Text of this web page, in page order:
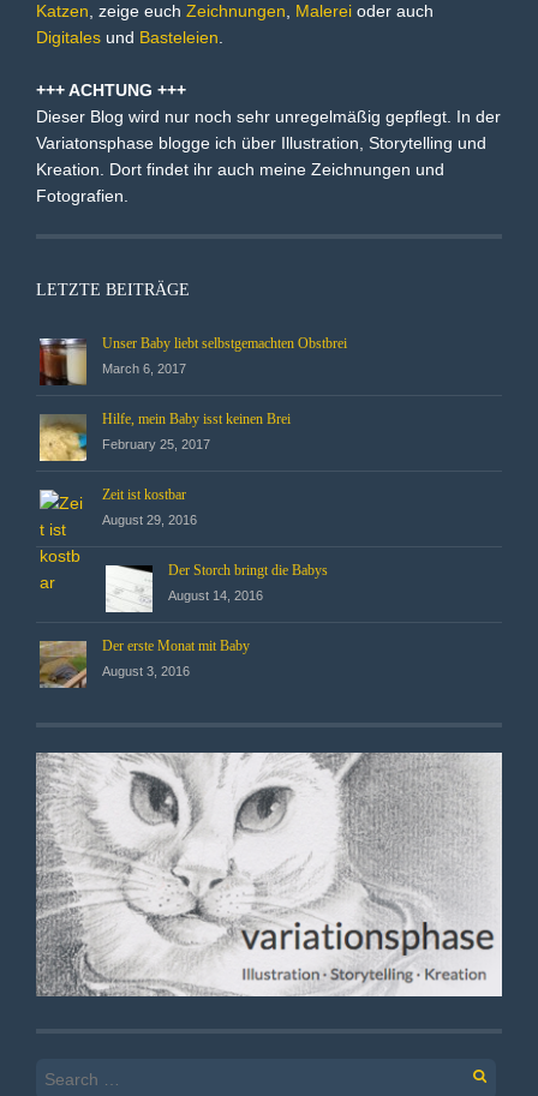
Katzen, zeige euch Zeichnungen, Malerei oder auch
Digitales und Basteleien.
+++ ACHTUNG +++
Dieser Blog wird nur noch sehr unregelmäßig gepflegt. In der
Variatonsphase blogge ich über Illustration, Storytelling und
Kreation. Dort findet ihr auch meine Zeichnungen und
Fotografien.
LETZTE BEITRÄGE
Unser Baby liebt selbstgemachten Obstbrei
March 6, 2017
Hilfe, mein Baby isst keinen Brei
February 25, 2017
Zeit ist kostbar
August 29, 2016
Der Storch bringt die Babys
August 14, 2016
Der erste Monat mit Baby
August 3, 2016
Search